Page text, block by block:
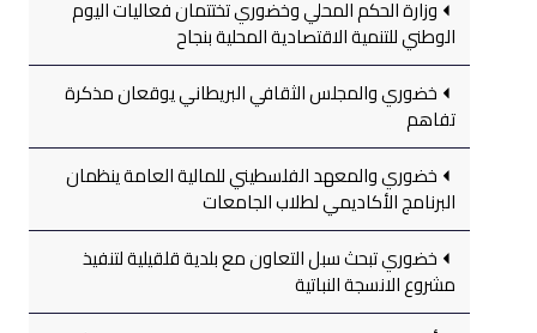
وزارة الحكم المحلي وخضوري تختتمان فعاليات اليوم
الوطني للتنمية الاقتصادية المحلية بنجاح
خضوري والمجلس الثقافي البريطاني يوقعان مذكرة
تفاهم
خضوري والمعهد الفلسطيني للمالية العامة ينظمان
البرنامج الأكاديمي لطلاب الجامعات
خضوري تبحث سبل التعاون مع بلدية قلقيلية لتنفيذ
مشروع الانسجة النباتية